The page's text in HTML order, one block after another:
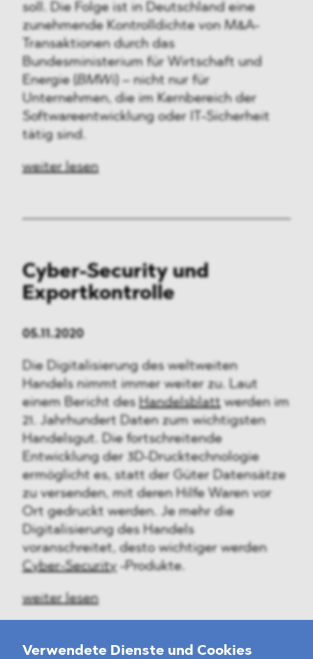
Verwendete Dienste und Cookies
soll. Die Folge ist in Deutschland eine
zunehmende Kontrolldichte von M&A-
Transaktionen durch das
Bundesministerium für Wirtschaft und
Energie ( BMWi ) – nicht nur für
Unternehmen, die im Kernbereich der
Softwareentwicklung oder IT-Sicherheit
tätig sind.
weiter lesen
Cyber-Security und
Exportkontrolle
05.11.2020
Die Digitalisierung des weltweiten
Handels nimmt immer weiter zu. Laut
einem Bericht des Handelsblattwerden im
21. Jahrhundert Daten zum wichtigsten
Handelsgut. Die fortschreitende
Entwicklung der 3D-Drucktechnologie
ermöglicht es, statt der Güter Datensätze
zu versenden, mit deren Hilfe Waren vor
Ort gedruckt werden. Je mehr die
Digitalisierung des Handels
voranschreitet, desto wichtiger werden
Cyber-Security -Produkte.
weiter lesen